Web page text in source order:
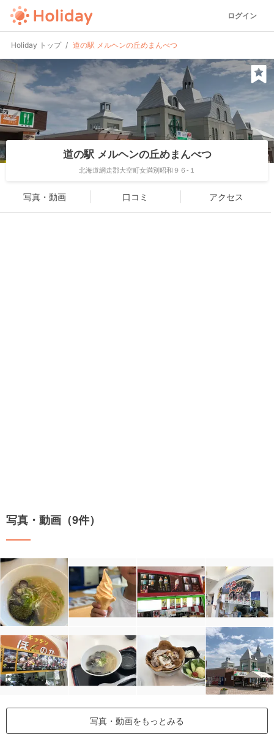
ログイン
Holiday トップ 道の駅 メルヘンの丘めまんべつ
道の駅 メルヘンの丘めまんべつ
北海道網走郡大空町女満別昭和９６-１
写真・動画 口コミ アクセス
写真・動画（9件）
写真・動画をもっとみる